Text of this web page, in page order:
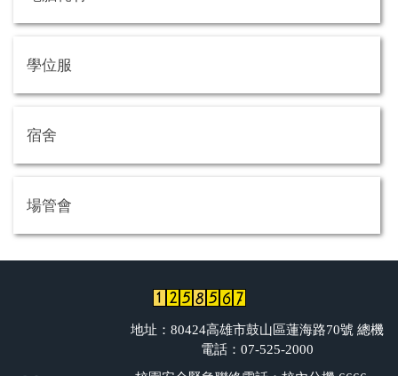
學位服
宿舍
場管會
地址：80424高雄市鼓山區蓮海路70號 總機
電話：07-525-2000